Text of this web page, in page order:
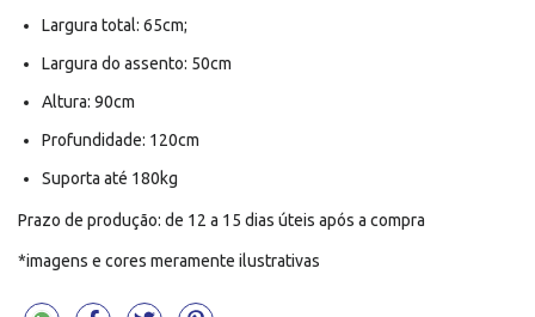
Largura total: 65cm;
Largura do assento: 50cm
Altura: 90cm
Profundidade: 120cm
Suporta até 180kg
Prazo de produção: de 12 a 15 dias úteis após a compra
*imagens e cores meramente ilustrativas